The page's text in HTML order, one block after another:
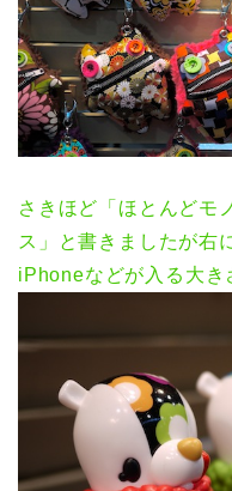
さきほど「ほとんどモ
ス」と書きましたが右
iPhoneなどが入る大き